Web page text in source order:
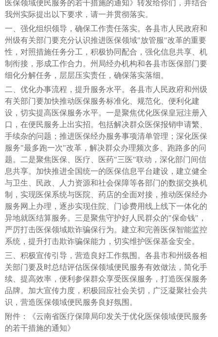
医保领域便民服务的若干措施的通知》转发给你们，并结合
我州实际提出以下要求，请一并贯彻落实。
一、强化组织领导，确保工作责任落实。各县市人民政府和
州级有关部门要充分认识推进医保领域"放管服"改革的重要
性，对照措施任务分工，积极协同配合，强化信息共享、机
制衔接，形成工作合力。州局经办机构和各县市医保部门要
细化分解任务，层层压实责任，确保落实落细。
二、优化办事流程，提升服务水平。各县市人民政府和州级
有关部门要加快推动医保服务标准化、规范化、便利化建
设，切实提高医保服务水平。一是聚焦优化医保皇冠注册入
口，在便民服务上出实招。包括解决群众医保报销申请繁、
手续杂的问题；推进医保经办服务事项清单管理；深化医保
服务"最多跑一次"改革，解决群众办理频次多、跑路多的问
题。二是聚焦医保、医疗、医药"三医"联动，深化部门间信
息共享。加快推进全国统一的医保信息平台建设，建立健全
与卫生、民政、人力资源和社会保障等各部门的数据交换机
制，实现医保系统与医院、药店的全面对接，推动医保经办
服务网上办理，逐步实现住院、门诊费用线上线下一体化的
异地就医结算服务。三是聚焦守护好人民群众的"保命钱"，
严厉打击医保领域欺诈骗保行为。建立和完善医保智能监控
系统，提升打击欺诈骗保能力，切实维护医保基金安全。
三、积极宣传引导，营造良好工作氛围。各县市和州级各相
关部门要及时总结评估医保领域便民服务有效做法，简化手
续、提高效率，便利参保群众享受医保服务，打造医保服务
品牌。加大宣传力度，积极回应社会关切，广泛凝聚社会共
识，营造医保领域便民服务良好氛围。
附件：《云南省医疗保障局印发关于优化医保领域便民服务
的若干措施的通知》